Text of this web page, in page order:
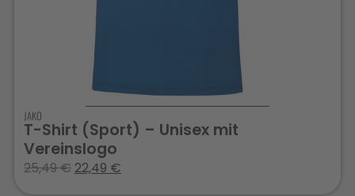
JAKO
T-Shirt (Sport) – Unisex mit
Vereinslogo
25,49€ 22,49 €